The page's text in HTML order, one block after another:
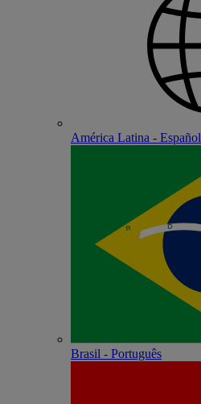
América Latina - Español
Brasil - Português